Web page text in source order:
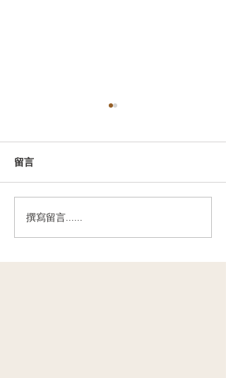
關節痛，是因為韌帶受
傷？其實是「它」在發警
留言
撰寫留言......